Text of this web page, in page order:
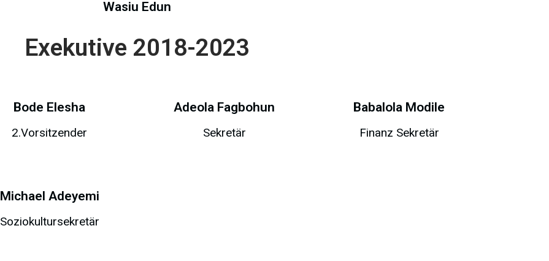
Wasiu Edun
Exekutive 2018-2023
Bode Elesha
2.Vorsitzender
Adeola Fagbohun
Sekretär
Babalola Modile
Finanz Sekretär
Michael Adeyemi
Soziokultursekretär